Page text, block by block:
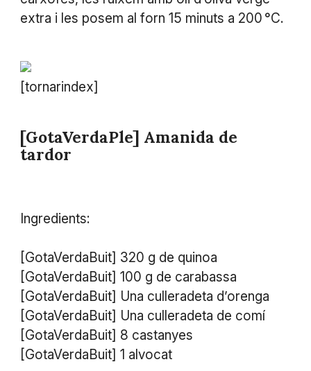
extra i les posem al forn 15 minuts a 200 °C.
[tornarindex]
[GotaVerdaPle] Amanida de
tardor
Ingredients:
[GotaVerdaBuit] 320 g de quinoa
[GotaVerdaBuit] 100 g de carabassa
[GotaVerdaBuit] Una culleradeta d’orenga
[GotaVerdaBuit] Una culleradeta de comí
[GotaVerdaBuit] 8 castanyes
[GotaVerdaBuit] 1 alvocat